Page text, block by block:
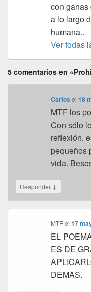
con
a lo largo
humana..
Ver todas
5 comentarios en
Carlos el18
MTF los
Con sólo
reflexión,
pequeños
vida.
Responder ↓
MTFel17
EL
ES DE
DEMAS.